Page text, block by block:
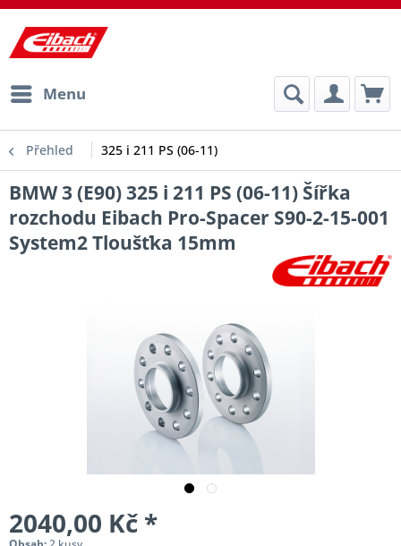
Menu
Přehled 325 i 211 PS (06-11)
BMW 3 (E90) 325 i 211 PS (06-11) Šířka
rozchodu Eibach Pro-Spacer S90-2-15-001
System2 Tloušťka 15mm
2040,00 Kč *